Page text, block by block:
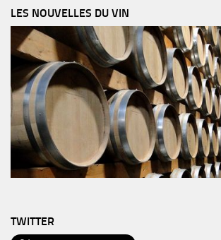
LES NOUVELLES DU VIN
TWITTER